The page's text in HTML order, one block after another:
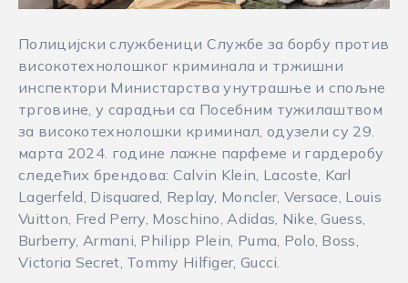
Полицијски службеници Службе за борбу против
високотехнолошког криминала и тржишни
инспектори Министарства унутрашње и спољне
трговине, у сарадњи са Посебним тужилаштвом
за високотехнолошки криминал, одузели су 29.
марта 2024. године лажне парфеме и гардеробу
следећих брендова: Calvin Klein, Lacoste, Karl
Lagerfeld, Disquared, Replay, Moncler, Versace, Louis
Vuitton, Fred Perry, Moschino, Adidas, Nike, Guess,
Burberry, Armani, Philipp Plein, Puma, Polo, Boss,
Victoria Secret, Tommy Hilfiger, Gucci.